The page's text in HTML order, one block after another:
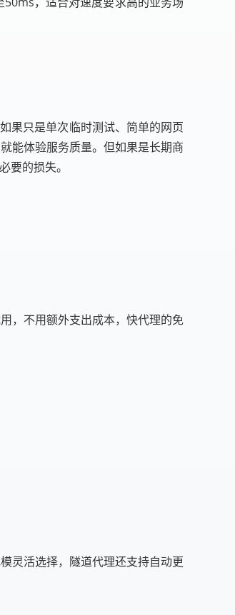
果只是单次临时测试、简单的网页
能体验服务质量。但如果是长期商
要的损失。
，不用额外支出成本，快代理的免
灵活选择，隧道代理还支持自动更